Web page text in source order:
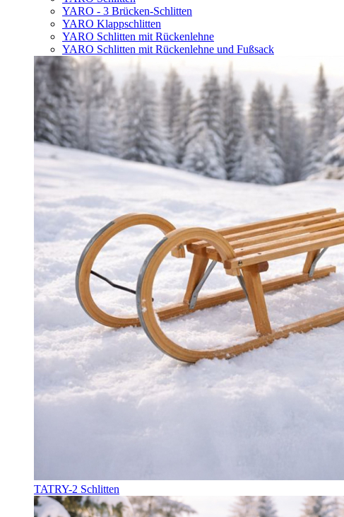
YARO - 3 Brücken-Schlitten
YARO Klappschlitten
YARO Schlitten mit Rückenlehne
YARO Schlitten mit Rückenlehne und Fußsack
TATRY-2 Schlitten